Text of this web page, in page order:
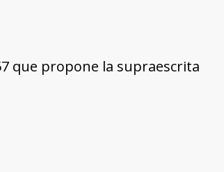
que propone la supraescrita